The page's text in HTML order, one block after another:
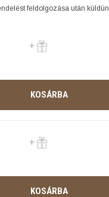
feldolgozása után
KOSÁRBA
KOSÁRBA